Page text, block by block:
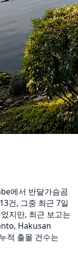
에서 반달가슴곰
건, 그중 최근 7일
지만, 최근 보고는
Hakusan
적 출몰 건수는